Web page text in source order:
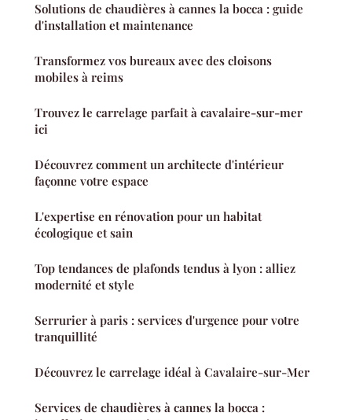
Solutions de chaudières à cannes la bocca : guide
d'installation et maintenance
Transformez vos bureaux avec des cloisons
mobiles à reims
Trouvez le carrelage parfait à cavalaire-sur-mer
ici
Découvrez comment un architecte d'intérieur
façonne votre espace
L'expertise en rénovation pour un habitat
écologique et sain
Top tendances de plafonds tendus à lyon : alliez
modernité et style
Serrurier à paris : services d'urgence pour votre
tranquillité
Découvrez le carrelage idéal à Cavalaire-sur-Mer
Services de chaudières à cannes la bocca :